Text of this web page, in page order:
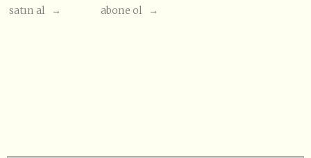
satın al → abone ol →